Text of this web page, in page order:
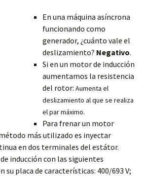
En una máquina asíncrona
funcionando como
generador, ¿cuánto vale el
deslizamiento? Negativo.
Si en un motor de inducción
aumentamos la resistencia
del rotor: Aumenta el
deslizamiento al que se realiza
el par máximo.
Para frenar un motor
más utilizado es inyectar
en dos terminales del estátor.
inducción con las siguientes
su placa de características: 400/693 V;